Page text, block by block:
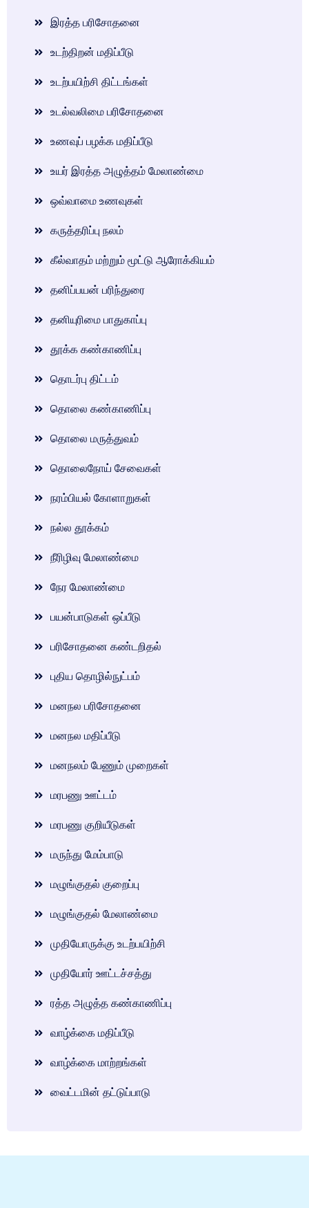
இரத்த பரிசோதனை
உடற்திறன் மதிப்பீடு
உடற்பயிற்சி திட்டங்கள்
உடல்வலிமை பரிசோதனை
உணவுப் பழக்க மதிப்பீடு
உயர் இரத்த அழுத்தம் மேலாண்மை
ஒவ்வாமை உணவுகள்
கருத்தரிப்பு நலம்
கீல்வாதம் மற்றும் மூட்டு ஆரோக்கியம்
தனிப்பயன் பரிந்துரை
தனியுரிமை பாதுகாப்பு
தூக்க கண்காணிப்பு
தொடர்பு திட்டம்
தொலை கண்காணிப்பு
தொலை மருத்துவம்
தொலைநோய் சேவைகள்
நரம்பியல் கோளாறுகள்
நல்ல தூக்கம்
நீரிழிவு மேலாண்மை
நேர மேலாண்மை
பயன்பாடுகள் ஒப்பீடு
பரிசோதனை கண்டறிதல்
புதிய தொழில்நுட்பம்
மனநல பரிசோதனை
மனநல மதிப்பீடு
மனநலம் பேணும் முறைகள்
மரபணு ஊட்டம்
மரபணு குறியீடுகள்
மருந்து மேம்பாடு
மழுங்குதல் குறைப்பு
மழுங்குதல் மேலாண்மை
முதியோருக்கு உடற்பயிற்சி
முதியோர் ஊட்டச்சத்து
ரத்த அழுத்த கண்காணிப்பு
வாழ்க்கை மதிப்பீடு
வாழ்க்கை மாற்றங்கள்
வைட்டமின் தட்டுப்பாடு